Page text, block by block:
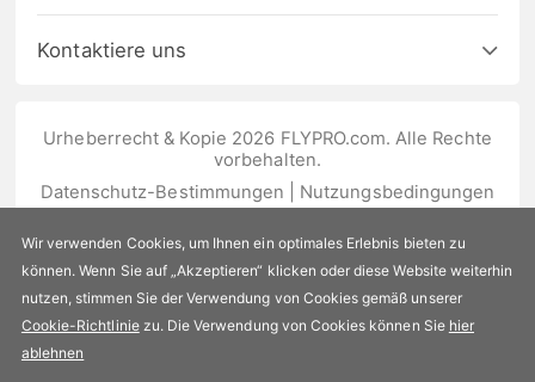
Kontaktiere uns
Urheberrecht & Kopie 2026 FLYPRO.com. Alle Rechte
vorbehalten.
Datenschutz-Bestimmungen
Nutzungsbedingungen
Wir verwenden Cookies, um Ihnen ein optimales Erlebnis bieten zu
können. Wenn Sie auf „Akzeptieren“ klicken oder diese Website weiterhin
nutzen, stimmen Sie der Verwendung von Cookies gemäß unserer
Cookie-Richtliniezu. Die Verwendung von Cookies können Sie hier
ablehnen